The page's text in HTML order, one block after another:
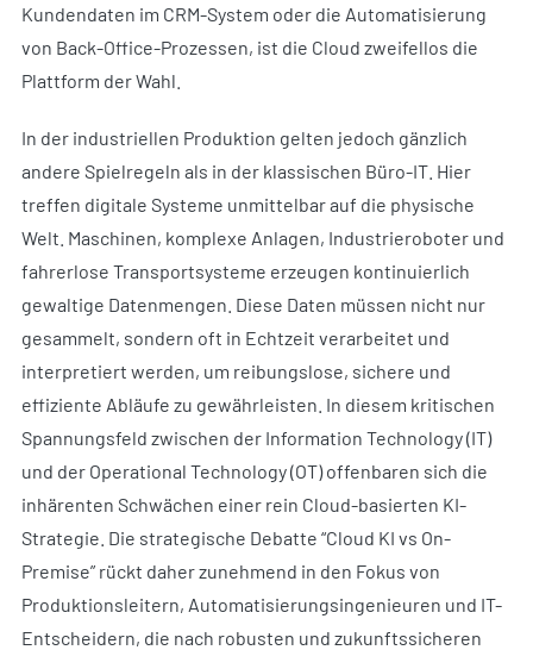
Kundendaten im CRM-System oder die Automatisierung
von Back-Office-Prozessen, ist die Cloud zweifellos die
Plattform der Wahl.
In der industriellen Produktion gelten jedoch gänzlich
andere Spielregeln als in der klassischen Büro-IT. Hier
treffen digitale Systeme unmittelbar auf die physische
Welt. Maschinen, komplexe Anlagen, Industrieroboter und
fahrerlose Transportsysteme erzeugen kontinuierlich
gewaltige Datenmengen. Diese Daten müssen nicht nur
gesammelt, sondern oft in Echtzeit verarbeitet und
interpretiert werden, um reibungslose, sichere und
effiziente Abläufe zu gewährleisten. In diesem kritischen
Spannungsfeld zwischen der Information Technology (IT)
und der Operational Technology (OT) offenbaren sich die
inhärenten Schwächen einer rein Cloud-basierten KI-
Strategie. Die strategische Debatte “Cloud KI vs On-
Premise” rückt daher zunehmend in den Fokus von
Produktionsleitern, Automatisierungsingenieuren und IT-
Entscheidern, die nach robusten und zukunftssicheren